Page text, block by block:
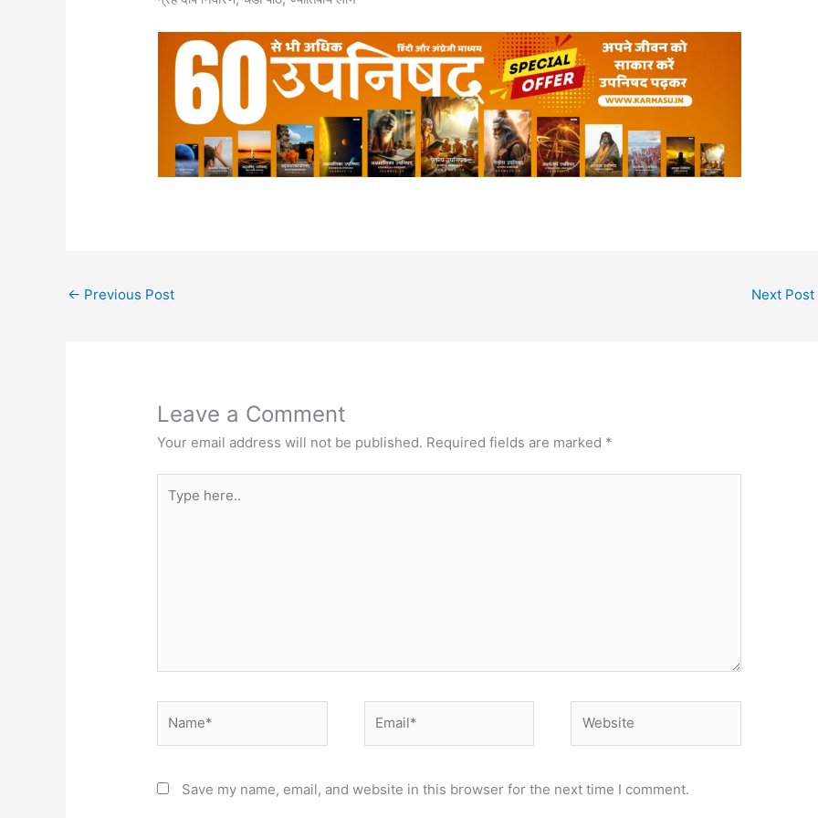
← Previous Post Next Post
Leave a Comment
Your email address will not be published. Required fields are marked *
here..
Save my name, email, and website in this browser for the next time I comment.